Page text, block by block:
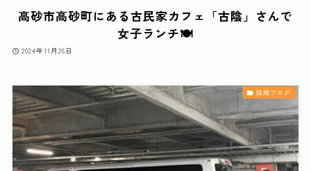
高砂市高砂町にある古民家カフェ「古陰」さんで
女子ランチ🍽
2024年11月26日
採用ブログ